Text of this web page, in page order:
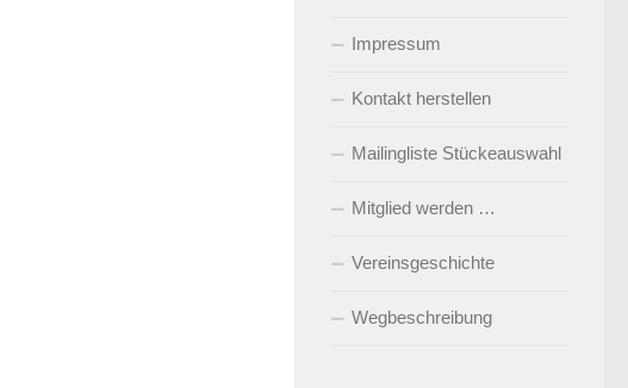
Impressum
Kontakt herstellen
Mailingliste Stückeauswahl
Mitglied werden …
Vereinsgeschichte
Wegbeschreibung